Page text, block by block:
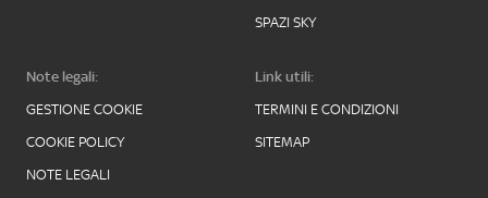
SPAZI SKY
Note legali:
GESTIONE COOKIE
COOKIE POLICY
NOTE LEGALI
Link utili:
TERMINI E CONDIZIONI
SITEMAP